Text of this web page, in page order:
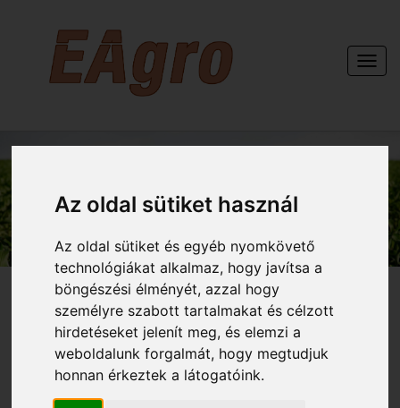
Az oldal sütiket használ
Az oldal sütiket és egyéb nyomkövető
technológiákat alkalmaz, hogy javítsa a
böngészési élményét, azzal hogy
személyre szabott tartalmakat és célzott
hirdetéseket jelenít meg, és elemzi a
weboldalunk forgalmát, hogy megtudjuk
honnan érkeztek a látogatóink.
KAPCSOLAT